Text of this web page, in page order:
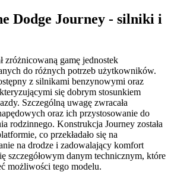
Dodge Journey - silniki i
zróżnicowaną gamę jednostek
do różnych potrzeb użytkowników.
z silnikami benzynowymi oraz
się dobrym stosunkiem
Szczególną uwagę zwracała
oraz ich przystosowanie do
rodzinnego. Konstrukcja Journey została
co przekładało się na
na drodze i zadowalający komfort
szczegółowym danym technicznym, które
możliwości tego modelu.